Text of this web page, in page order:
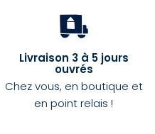
Livraison 3 à 5 jours
ouvrés
Chez vous, en boutique et
en point relais !